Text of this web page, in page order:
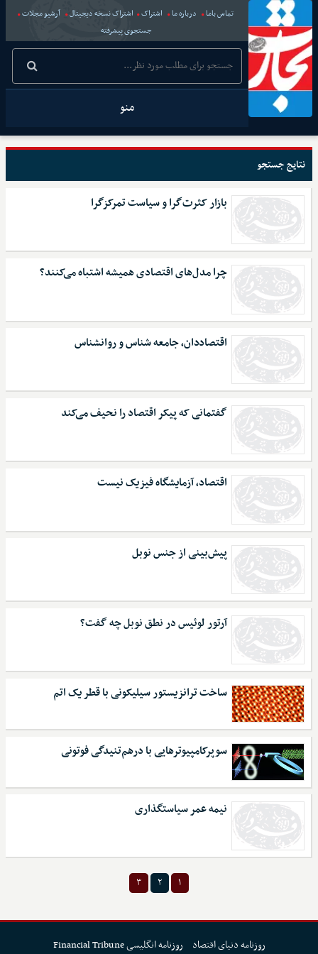
تماس باما درباره ما اشتراک اشتراک نسخه دیجیتال
آرشیو مجلات
جستجوی پیشرفته
منو
نتایج جستجو
بازار کثرت‌گرا و سیاست تمرکزگرا
چرا مدل‌های اقتصادی همیشه اشتباه می‌کنند؟
اقتصاددان، جامعه شناس و روانشناس
گفتمانی که پیکر اقتصاد را نحیف می‌کند
اقتصاد، آزمایشگاه فیزیک نیست
پیش‌بینی از جنس نوبل
آرتور لوئیس در نطق نوبل چه گفت؟
ساخت ترانزیستور سیلیکونی با قطر یک اتم
سوپرکامپیوترهایی با درهم‌تنیدگی فوتونی
نیمه عمر سیاستگذاری
۱ ۲ ۳
روزنامه دنیای اقتصاد روزنامه انگلیسی Financial Tribune